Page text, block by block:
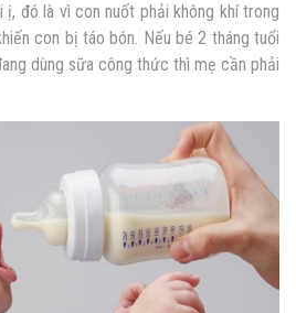
ị, đó là vì con nuốt phải không khí trong
con bị táo bón. Nếu bé 2 tháng tuổi
dùng sữa công thức thì mẹ cần phải